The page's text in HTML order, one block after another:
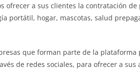
ofrecer a sus clientes la contratación de
portátil, hogar, mascotas, salud
que forman parte de la plataforma
de redes sociales, para ofrecer a sus